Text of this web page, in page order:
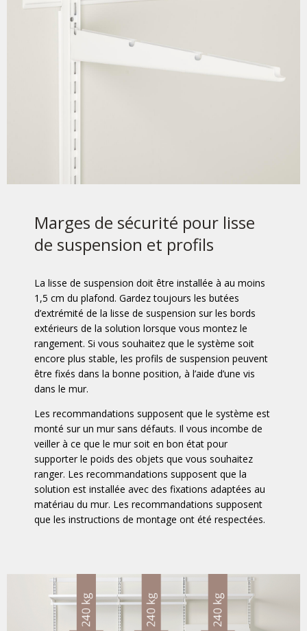
Marges de sécurité pour lisse
de suspension et profils
La lisse de suspension doit être installée à au moins
1,5 cm du plafond. Gardez toujours les butées
d’extrémité de la lisse de suspension sur les bords
extérieurs de la solution lorsque vous montez le
rangement. Si vous souhaitez que le système soit
encore plus stable, les profils de suspension peuvent
être fixés dans la bonne position, à l’aide d’une vis
dans le mur.
Les recommandations supposent que le système est
monté sur un mur sans défauts. Il vous incombe de
veiller à ce que le mur soit en bon état pour
supporter le poids des objets que vous souhaitez
ranger. Les recommandations supposent que la
solution est installée avec des fixations adaptées au
matériau du mur. Les recommandations supposent
que les instructions de montage ont été respectées.